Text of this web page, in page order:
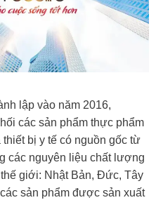
lập vào năm 2016,
các sản phẩm thực phẩm
bị y tế có nguồn gốc từ
các nguyên liệu chất lượng
giới: Nhật Bản, Đức, Tây
sản phẩm được sản xuất